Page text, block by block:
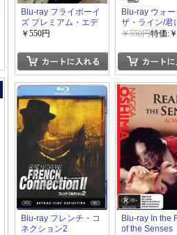
Blu-ray フライボーイ
ズ プレミアム・エデ
ィション
￥550円
Blu-ray ウォ
ザ・ライン/君
く道
￥550円特価:
Blu-ray フレンチ・コ
ネクション2
Blu-ray In the
of the Senses